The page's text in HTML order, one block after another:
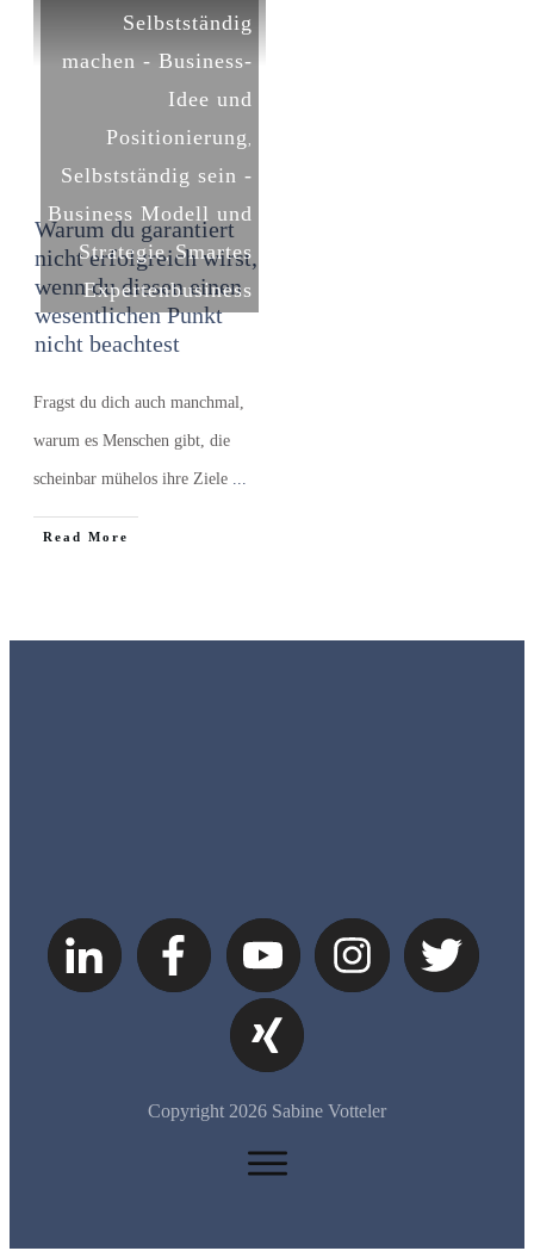
Selbstständig
machen - Business-
Idee und
Positionierung
Selbstständig sein -
Business Modell und
Strategie, Smartes
Expertenbusiness
Warum du garantiert
nicht erfolgreich wirst,
wenn du diesen einen
wesentlichen Punkt
nicht beachtest
Fragst du dich auch manchmal,
warum es Menschen gibt, die
scheinbar mühelos ihre Ziele ...
​Read More
Copyright 2026 Sabine Votteler